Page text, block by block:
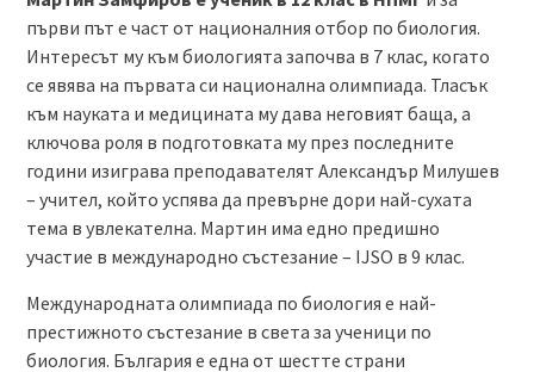
първи път е част от националния отбор по биология.
Интересът му към биологията започва в 7 клас, когато
се явява на първата си национална олимпиада. Тласък
към науката и медицината му дава неговият баща, а
ключова роля в подготовката му през последните
години изиграва преподавателят Александър Милушев
– учител, който успява да превърне дори най-сухата
тема в увлекателна. Мартин има едно предишно
участие в международно състезание – IJSO в 9 клас.
Международната олимпиада по биология е най-
престижното състезание в света за ученици по
биология. България е една от шестте страни